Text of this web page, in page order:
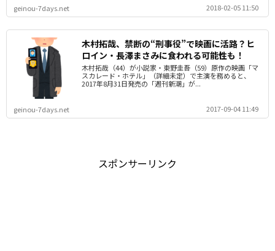
geinou-7days.net
2018-02-05 11:50
木村拓哉、禁断の“刑事役”で映画に活路？ヒ
ロイン・長澤まさみに食われる可能性も！
木村拓哉（44）が小説家・東野圭吾（59）原作の映画「マ
スカレード・ホテル」（詳細未定）で主演を務めると、
2017年8月31日発売の「週刊新潮」が...
geinou-7days.net 2017-09-04 11:49
スポンサーリンク